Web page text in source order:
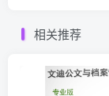
相关推荐